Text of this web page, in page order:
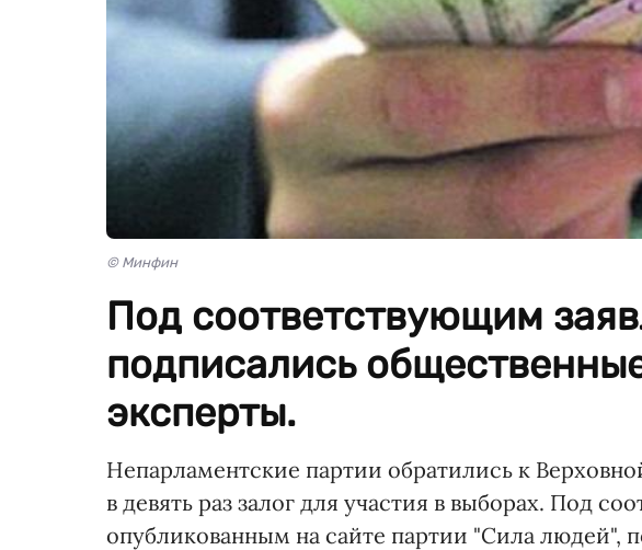
© Минфин
Под соответствующим
подписались
эксперты.
Непарламентские партии обратились к
в девять раз залог для участия в выборах. Под
опубликованным на сайте партии "Сила людей",